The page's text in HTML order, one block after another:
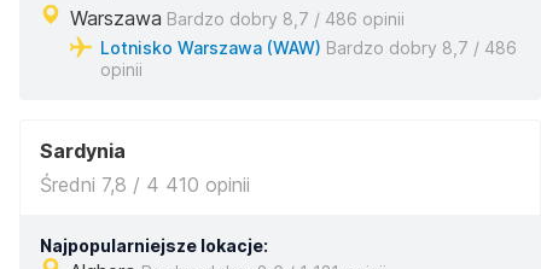
Warszawa Bardzo dobry 8,7 / 486 opinii
Lotnisko Warszawa (WAW) Bardzo dobry 8,7 / 486
opinii
Sardynia
Średni 7,8 / 4 410 opinii
Najpopularniejsze lokacje: